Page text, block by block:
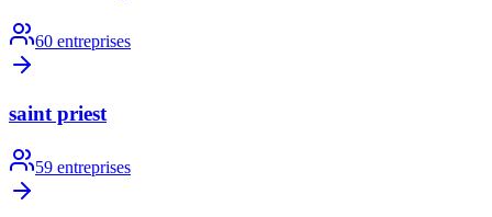
60 entreprises
saint priest
59 entreprises